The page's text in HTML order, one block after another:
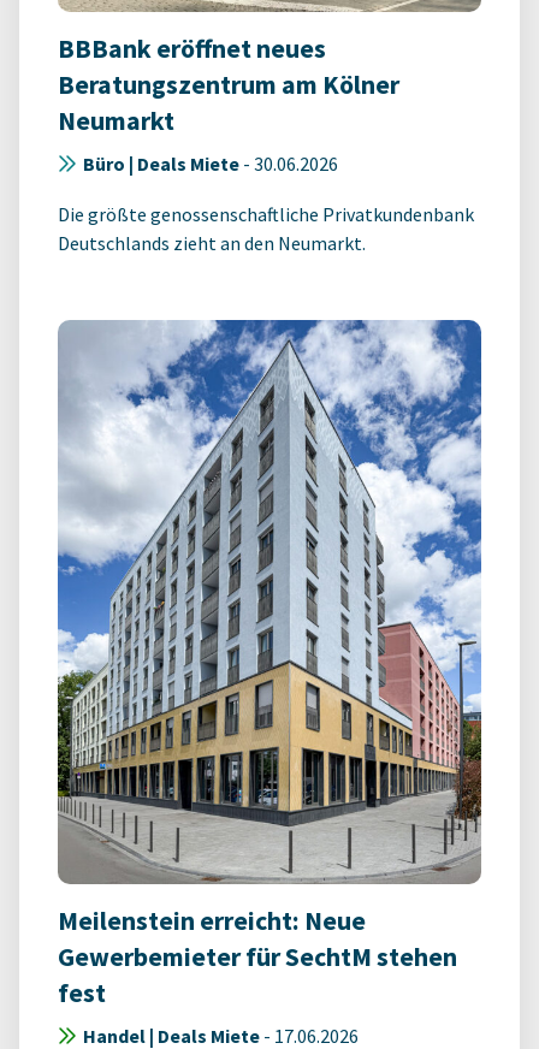
BBBank eröffnet neues
Beratungszentrum am Kölner
Neumarkt
Büro | Deals Miete - 30.06.2026
Die größte genossenschaftliche Privatkundenbank
Deutschlands zieht an den Neumarkt.
Meilenstein erreicht: Neue
Gewerbemieter für SechtM stehen
fest
Handel | Deals Miete - 17.06.2026